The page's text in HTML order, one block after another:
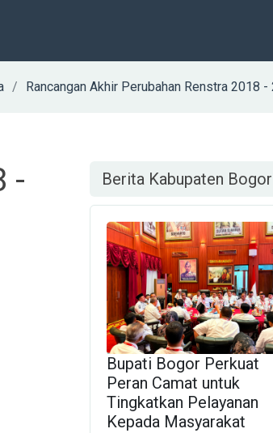
Rancangan Akhir Perubahan Renstra 2018 -
-
Berita Kabupaten Bogor
Bupati Bogor Perkuat
Peran Camat untuk
Tingkatkan Pelayanan
Kepada Masyarakat